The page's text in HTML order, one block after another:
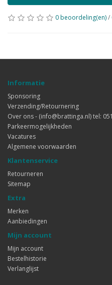
0 beoordeling(en)/
Informatie
Sponsoring
Verzending/Retournering
Over ons - (info@brattinga.nl) tel:
Parkeermogelijkheden
Vacatures
Algemene voorwaarden
Klantenservice
Retourneren
Sitemap
Extra
Merken
Aanbiedingen
Mijn account
Mijn account
Bestelhistorie
Verlanglijst